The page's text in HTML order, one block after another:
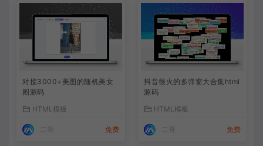
对接3000+美图的随机美女
图源码
HTML模板
免费
抖音很火的多弹窗大合集html
源码
HTML模板
免费